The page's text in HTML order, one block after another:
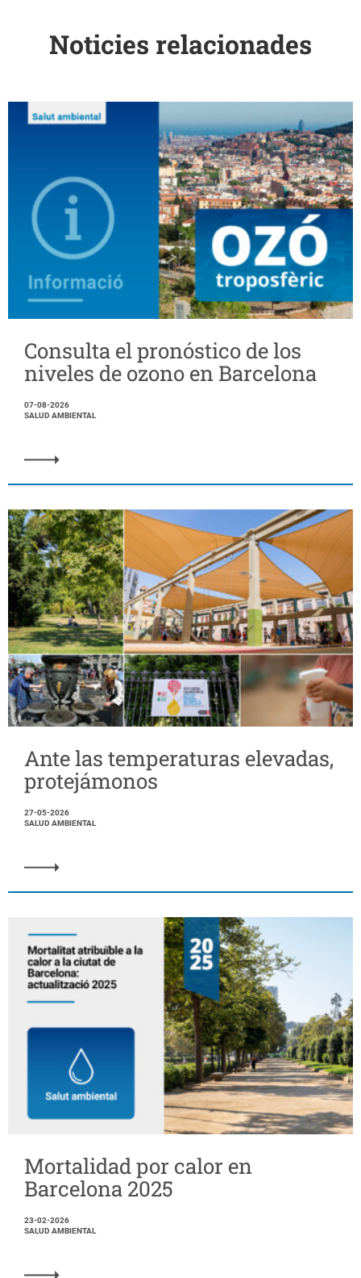
Noticies relacionades
Consulta el pronóstico de los
niveles de ozono en Barcelona
07-08-2026
SALUD AMBIENTAL
Ante las temperaturas elevadas,
protejámonos
27-05-2026
SALUD AMBIENTAL
Mortalidad por calor en
Barcelona 2025
23-02-2026
SALUD AMBIENTAL